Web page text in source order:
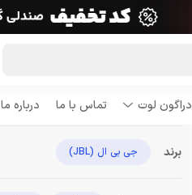
دراگون لوت تماس با ما درباره ما
برند جی بی ال (JBL)